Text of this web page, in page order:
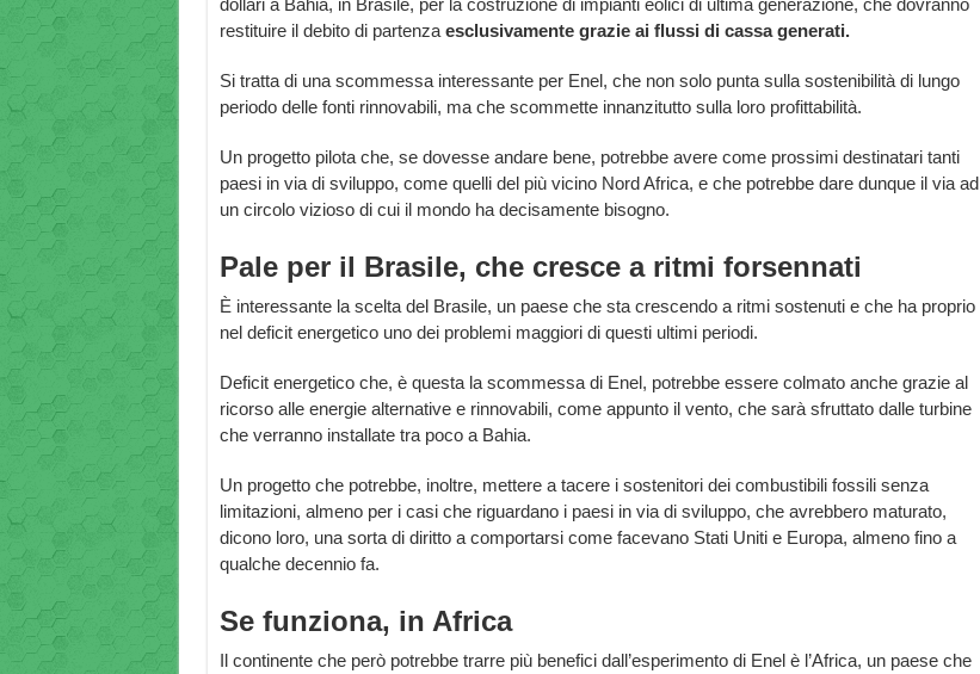
dollari a Bahia, in Brasile, per la costruzione di impianti eolici di ultima generazione, che dovranno
restituire il debito di partenza esclusivamente grazie ai flussi di cassa generati.
Si tratta di una scommessa interessante per Enel, che non solo punta sulla sostenibilità di lungo
periodo delle fonti rinnovabili, ma che scommette innanzitutto sulla loro profittabilità.
Un progetto pilota che, se dovesse andare bene, potrebbe avere come prossimi destinatari tanti
paesi in via di sviluppo, come quelli del più vicino Nord Africa, e che potrebbe dare dunque il via ad
un circolo vizioso di cui il mondo ha decisamente bisogno.
Pale per il Brasile, che cresce a ritmi forsennati
È interessante la scelta del Brasile, un paese che sta crescendo a ritmi sostenuti e che ha proprio
nel deficit energetico uno dei problemi maggiori di questi ultimi periodi.
Deficit energetico che, è questa la scommessa di Enel, potrebbe essere colmato anche grazie al
ricorso alle energie alternative e rinnovabili, come appunto il vento, che sarà sfruttato dalle turbine
che verranno installate tra poco a Bahia.
Un progetto che potrebbe, inoltre, mettere a tacere i sostenitori dei combustibili fossili senza
limitazioni, almeno per i casi che riguardano i paesi in via di sviluppo, che avrebbero maturato,
dicono loro, una sorta di diritto a comportarsi come facevano Stati Uniti e Europa, almeno fino a
qualche decennio fa.
Se funziona, in Africa
Il continente che però potrebbe trarre più benefici dall’esperimento di Enel è l’Africa, un paese che